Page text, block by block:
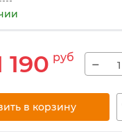
190 руб −
в корзину